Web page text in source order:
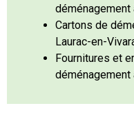
déménagement
Cartons de
Laurac-en-
Fournitures et
déménagement